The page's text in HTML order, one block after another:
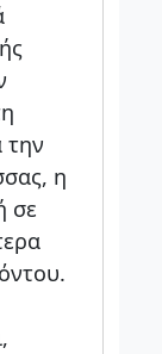
την
η
σε